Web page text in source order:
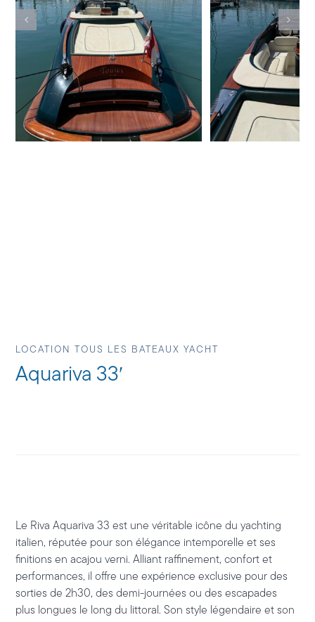
LOCATION TOUS LES BATEAUX YACHT
Aquariva 33′
Le Riva Aquariva 33 est une véritable icône du yachting
italien, réputée pour son élégance intemporelle et ses
finitions en acajou verni. Alliant raffinement, confort et
performances, il offre une expérience exclusive pour des
sorties de 2h30, des demi-journées ou des escapades
plus longues le long du littoral. Son style légendaire et son